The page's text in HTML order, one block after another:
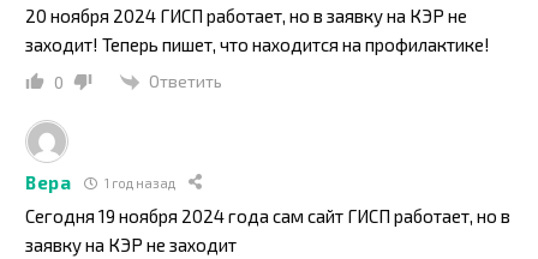
20 ноября 2024 ГИСП работает, но в заявку на КЭР не
заходит! Теперь пишет, что находится на профилактике!
0 Ответить
Вера 1 год назад
Сегодня 19 ноября 2024 года сам сайт ГИСП работает, но в
заявку на КЭР не заходит